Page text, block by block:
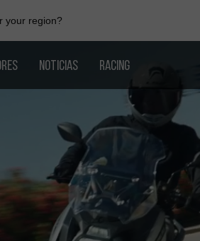
your region?
NOTICIAS RACING